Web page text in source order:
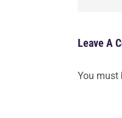
Leave A
You must